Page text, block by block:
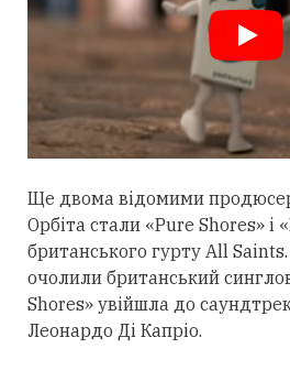
Ще двома відомими
Орбіта стали «Pure Shores» і
британського гурту All
очолили британський
Shores» увійшла до
Леонардо Ді Капріо.